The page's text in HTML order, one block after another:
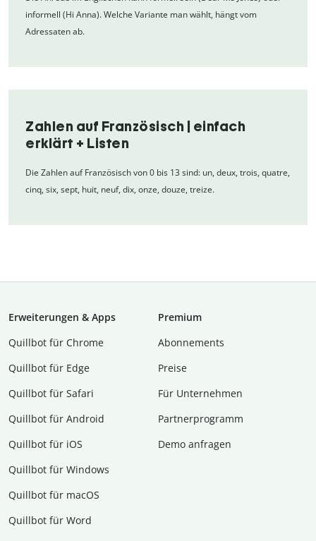
informell (Hi Anna). Welche Variante man wählt, hängt vom
Adressaten ab.
Zahlen auf Französisch | einfach
erklärt + Listen
Die Zahlen auf Französisch von 0 bis 13 sind: un, deux, trois, quatre,
cinq, six, sept, huit, neuf, dix, onze, douze, treize.
Erweiterungen & Apps
Quillbot für Chrome
Quillbot für Edge
Quillbot für Safari
Quillbot für Android
Quillbot für iOS
Quillbot für Windows
Quillbot für macOS
Quillbot für Word
Premium
Abon­ne­ments
Preise
Für Unternehmen
Partnerprogramm
Demo anfragen